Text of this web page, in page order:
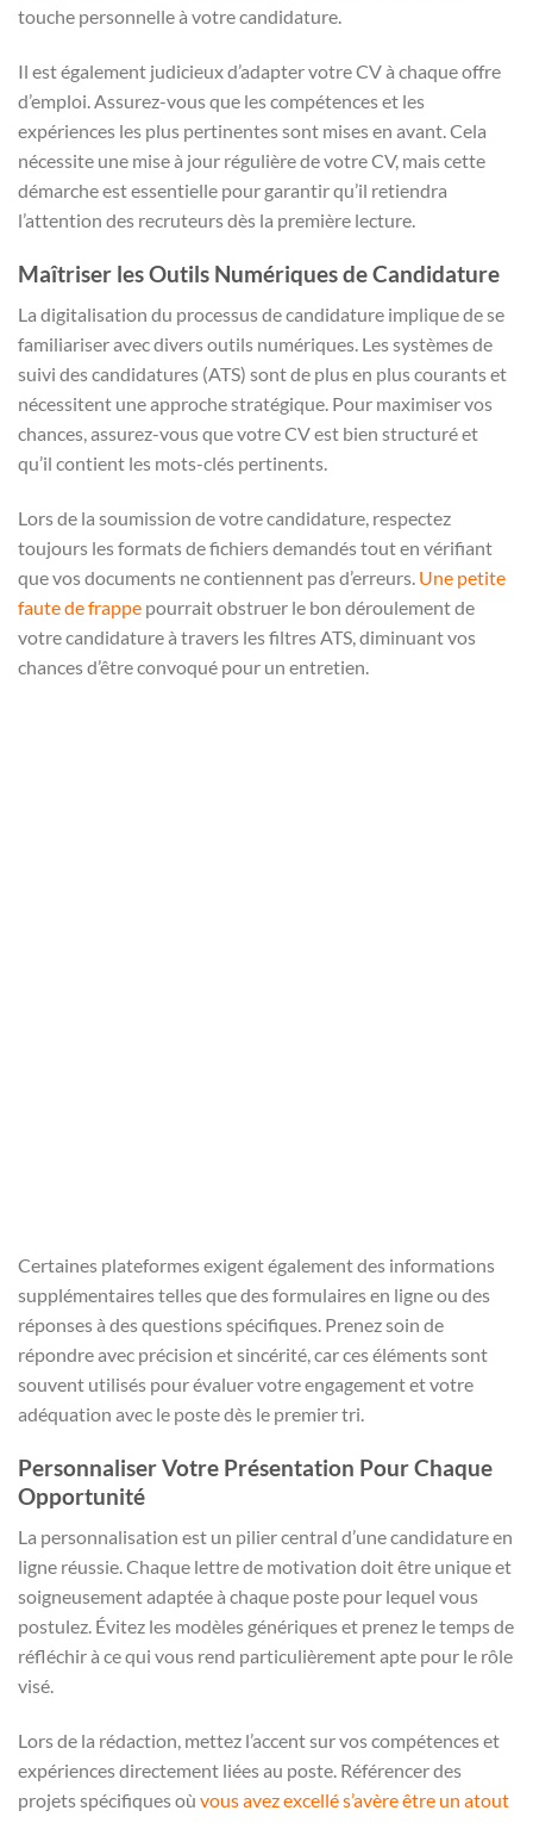
touche personnelle à votre candidature.
Il est également judicieux d’adapter votre CV à chaque offre
d’emploi. Assurez-vous que les compétences et les
expériences les plus pertinentes sont mises en avant. Cela
nécessite une mise à jour régulière de votre CV, mais cette
démarche est essentielle pour garantir qu’il retiendra
l’attention des recruteurs dès la première lecture.
Maîtriser les Outils Numériques de Candidature
La digitalisation du processus de candidature implique de se
familiariser avec divers outils numériques. Les systèmes de
suivi des candidatures (ATS) sont de plus en plus courants et
nécessitent une approche stratégique. Pour maximiser vos
chances, assurez-vous que votre CV est bien structuré et
qu’il contient les mots-clés pertinents.
Lors de la soumission de votre candidature, respectez
toujours les formats de fichiers demandés tout en vérifiant
que vos documents ne contiennent pas d’erreurs. Une petite
faute de frappe pourrait obstruer le bon déroulement de
votre candidature à travers les filtres ATS, diminuant vos
chances d’être convoqué pour un entretien.
Certaines plateformes exigent également des informations
supplémentaires telles que des formulaires en ligne ou des
réponses à des questions spécifiques. Prenez soin de
répondre avec précision et sincérité, car ces éléments sont
souvent utilisés pour évaluer votre engagement et votre
adéquation avec le poste dès le premier tri.
Personnaliser Votre Présentation Pour Chaque
Opportunité
La personnalisation est un pilier central d’une candidature en
ligne réussie. Chaque lettre de motivation doit être unique et
soigneusement adaptée à chaque poste pour lequel vous
postulez. Évitez les modèles génériques et prenez le temps de
réfléchir à ce qui vous rend particulièrement apte pour le rôle
visé.
Lors de la rédaction, mettez l’accent sur vos compétences et
expériences directement liées au poste. Référencer des
projets spécifiques où vous avez excellé s’avère être un atout